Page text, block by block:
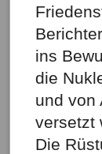
ins
die
und von
versetzt
Die